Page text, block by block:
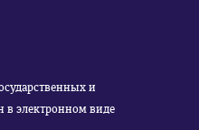
и
в электронном виде